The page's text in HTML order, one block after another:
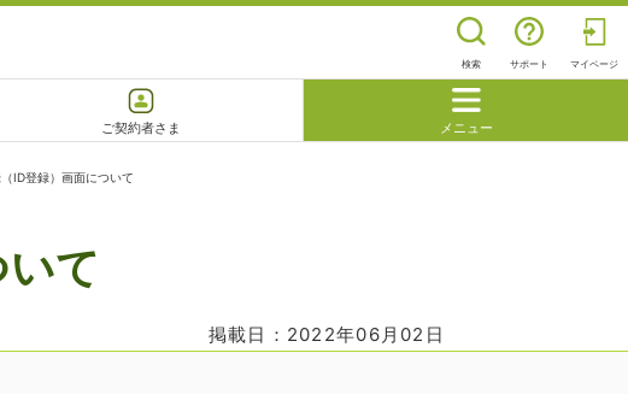
検索 サポート マイページ
ご契約者さま メニュー
ID登録）画面について
て
掲載日：2022年06月02日